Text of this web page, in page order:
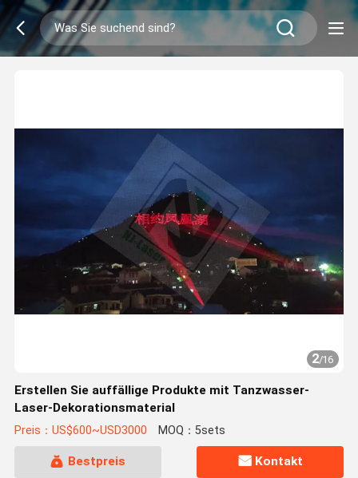
2/16
Erstellen Sie auffällige Produkte mit Tanzwasser-
Laser-Dekorationsmaterial
Preis：US$600~USD3000 MOQ：5sets
Bestpreis Kontakt